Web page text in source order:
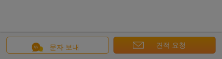
문자 보내 견적 요청